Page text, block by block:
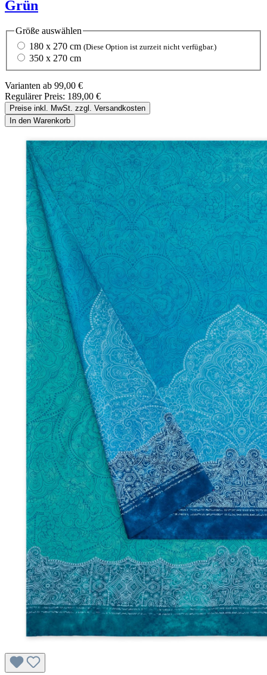
Grün
Größe auswählen
180 x 270 cm (Diese Option ist zurzeit nicht verfügbar.)
350 x 270 cm
Varianten ab 99,00 €
Regulärer Preis: 189,00 €
Preise inkl. MwSt. zzgl. Versandkosten
In den Warenkorb